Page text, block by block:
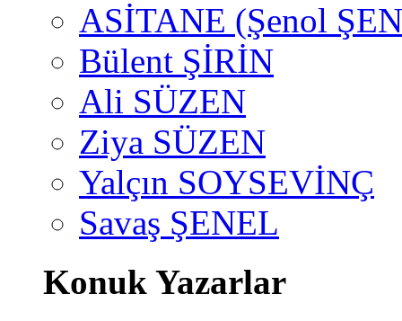
ASİTANE (Şenol
Bülent ŞİRİN
Ali SÜZEN
Ziya SÜZEN
Yalçın SOYSEVİNÇ
Savaş ŞENEL
Konuk Yazarlar